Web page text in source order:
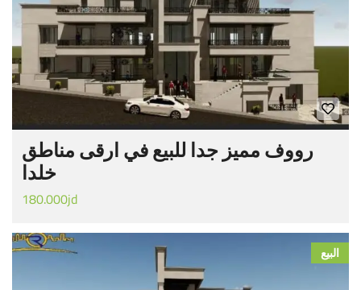
رووف مميز جدا للبيع في ارقى مناطق
خلدا
180.000jd
البيع